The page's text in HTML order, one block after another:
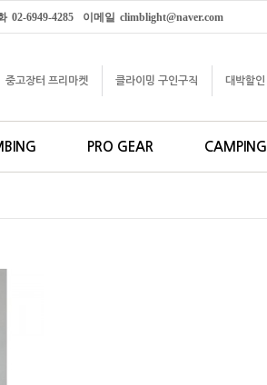
02-6949-4285 이메일 climblight@naver.com
중고장터 프리마켓 클라이밍 구인구직 대박할인
PRO GEAR CAMPING